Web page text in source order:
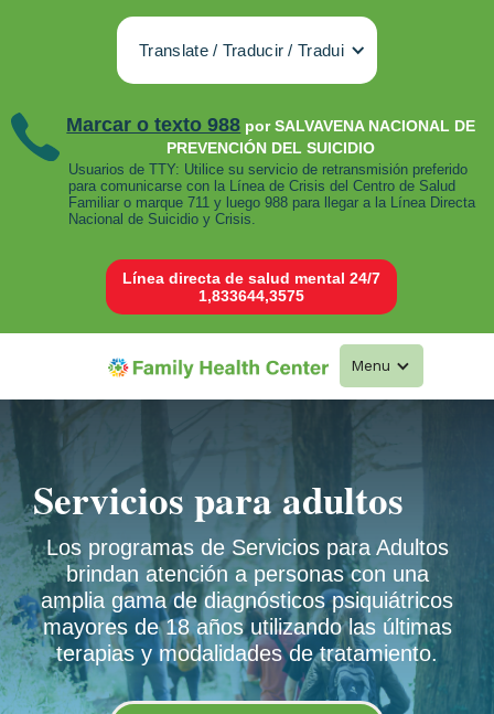
Translate / Traducir / Tradui
Marcar o texto 988 por SALVAVENA NACIONAL DE
PREVENCIÓN DEL SUICIDIO
Usuarios de TTY: Utilice su servicio de retransmisión preferido
para comunicarse con la Línea de Crisis del Centro de Salud
Familiar o marque 711 y luego 988 para llegar a la Línea Directa
Nacional de Suicidio y Crisis.
Línea directa de salud mental 24/7
1,833644,3575
Menu
Servicios para adultos
Los programas de Servicios para Adultos
brindan atención a personas con una
amplia gama de diagnósticos psiquiátricos
mayores de 18 años utilizando las últimas
terapias y modalidades de tratamiento.